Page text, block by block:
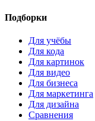
Подборки
Для учёбы
Для кода
Для картинок
Для видео
Для бизнеса
Для маркетинга
Для дизайна
Сравнения